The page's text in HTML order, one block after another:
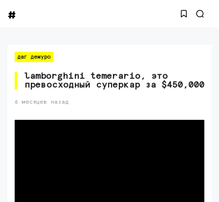
даг демуро
lamborghini temerario, это
превосходный суперкар за $450,000
6 месяцев назад